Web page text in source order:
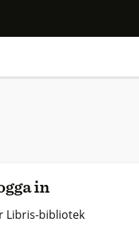
in
Libris-bibliotek